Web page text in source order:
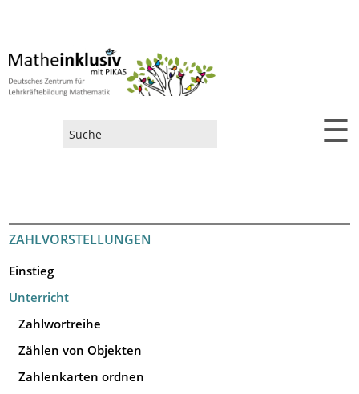
☰
ZAHLVORSTELLUNGEN
Einstieg
Unterricht
Zahlwortreihe
Zählen von Objekten
Zahlenkarten ordnen